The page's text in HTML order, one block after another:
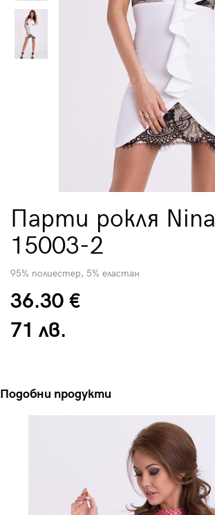
Парти рокля Nina
15003-2
95% полиестер, 5% еластан
36.30 €
71 лв.
Подобни продукти